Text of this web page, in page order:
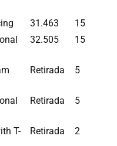
31.463
15
32.505 15
Retirada 5
Retirada 5
T-
Retirada 2